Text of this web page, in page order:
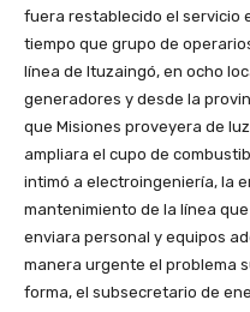
fuera restablecido el servicio
tiempo que grupo de
línea de Ituzaingó, en ocho
generadores y desde la
que Misiones proveyera de
ampliara el cupo de
intimó a electroingeniería, la
mantenimiento de la línea
enviara personal y equipos
manera urgente el problema
forma, el subsecretario de